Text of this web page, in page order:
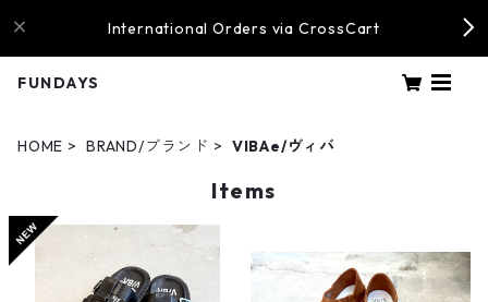
International Orders via CrossCart
FUNDAYS
HOME BRAND/ブランド VIBAe/ヴィバ
Items